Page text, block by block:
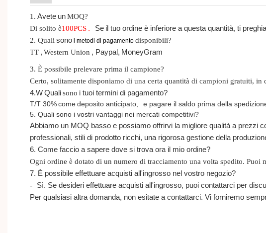
1. Avete unMOQ?
Di solito è100PCS . Se il tuo ordine è inferiore a questa quantità, ti
2. Quali sono i metodi di pagamento disponibili?
TT , Western Union , Paypal, MoneyGram
3. È possibile prelevare prima il campione?
Certo, solitamente disponiamo di una certa quantità di campioni gratuiti, in
4.WQualisono i tuoi termini di pagamento?
T/T 30%comedeposito anticipato, e pagare il saldo prima della
5. Quali sono i vostri vantaggi nei mercati competitivi?
Abbiamo un MOQ basso e possiamo offrirvi la migliore qualità a prezzi
professionali, stili di prodotto ricchi, una rigorosa gestione della
6. Come faccio a sapere dove si trova ora il mio ordine?
Ogni ordine è dotato di un numero di tracciamento una volta spedito.
7. È possibile effettuare acquisti all'ingrosso nel vostro negozio?
-
Sì. Se desideri effettuare acquisti all'ingrosso, puoi contattarci per
Per qualsiasi altra domanda, non esitate a contattarci. Vi forniremo